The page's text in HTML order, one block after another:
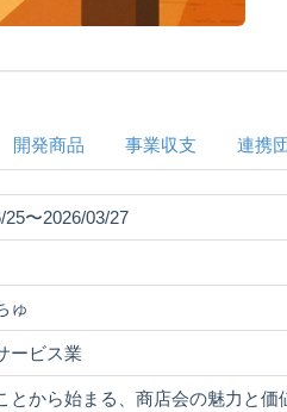
開発商品 事業収支 連携
25〜2026/03/27
ゅ
ービス業
とから始まる、商店会の魅力と